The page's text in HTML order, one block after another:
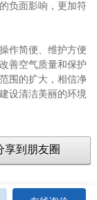
负面影响，更加符
作简便、维护方便
善空气质量和保护
围的扩大，相信净
设清洁美丽的环境
享到朋友圈